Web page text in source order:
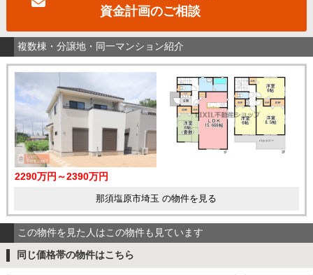
資金計画のご相談
複数棟・分譲地・同一マンション紹介
2290万円～2390万円
那須塩原市埼玉 の物件を見る
この物件を見た人はこの物件も見ています
同じ価格帯の物件はこちら